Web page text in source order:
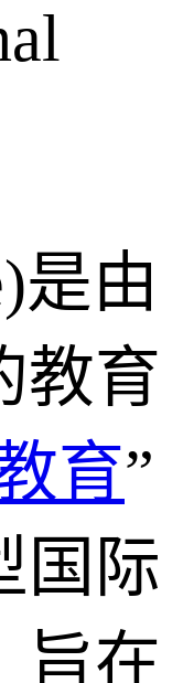
是由
教育
育”
国际
旨在